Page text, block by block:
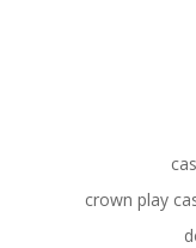
crown play